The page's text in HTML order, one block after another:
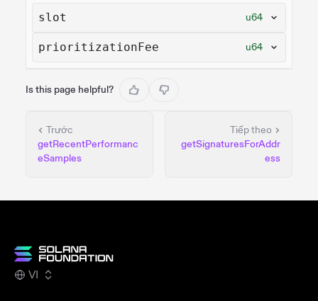
slot u64
prioritizationFee u64
Is this page helpful?
Trước
getRecentPerformanc
eSamples
Tiếp theo
getSignaturesForAddr
ess
VI